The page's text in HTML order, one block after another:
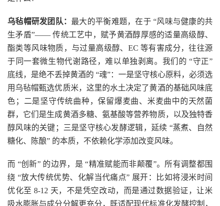
乌毡帽研发团队：最大的平衡难题，在于 “风味与健康的共
生矛盾”—— 传统工艺中，赋予黄酒醇厚感的适量高级醇、
酯类等风味物质，与过量高级醇、EC 等有害成分，往往源
于同一套微生物代谢路径，难以单独剥离。我们的 “守正”
底线，是绝不丢掉黄酒的 “魂”：一是坚守核心原料，必须选
用乌毡帽甄选优质米，这里的水土决定了黄酒的基础风味底
色；二是坚守传统曲种，保留爆麦曲、米麦曲中的天然菌
群，它们是生成黄酒多糖、氨基酸等营养物质，以及独特香
醇风味的关键；三是坚守核心发酵逻辑，延续 “蒸煮、自然
糖化、陈酿” 的本质，不依赖化学添加改变风味。
而 “创新” 的边界，是 “精准赋能而非颠覆”。所有调整都围
绕 “放大传统优势、化解当代痛点” 展开：比如将浸米时间
优化至 8-12 天，不是凭空改动，而是通过数据验证，让米
吸水膨胀与成分分解更充分，既适配现代标准化发酵控制，